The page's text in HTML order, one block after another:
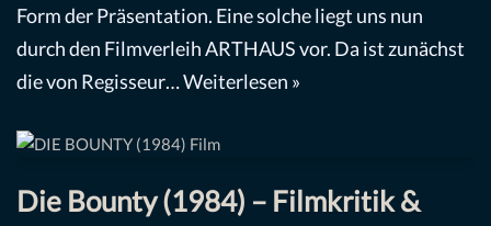
Form der Präsentation. Eine solche liegt uns nun
durch den Filmverleih ARTHAUS vor. Da ist zunächst
die von Regisseur…Weiterlesen »
Die Bounty (1984) – Filmkritik &